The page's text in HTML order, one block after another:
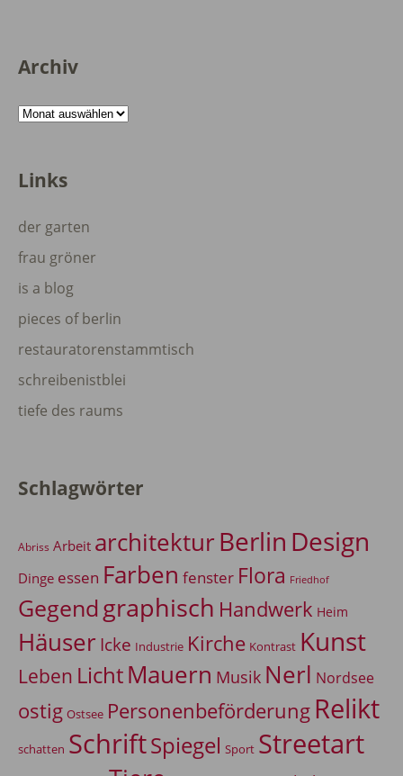
Archiv
Archiv
Links
der garten
frau gröner
is a blog
pieces of berlin
restauratorenstammtisch
schreibenistblei
tiefe des raums
Schlagwörter
Abriss Arbeit architekturBerlin Design
Dinge essen Farben fenster Flora Friedhof
Gegendgraphisch Handwerk Heim
Häuser Icke Industrie Kirche Kontrast Kunst
Leben LichtMauern Musik Nerl Nordsee
ostig Ostsee Personenbeförderung Relikt
schatten SchriftSpiegel Sport Streetart